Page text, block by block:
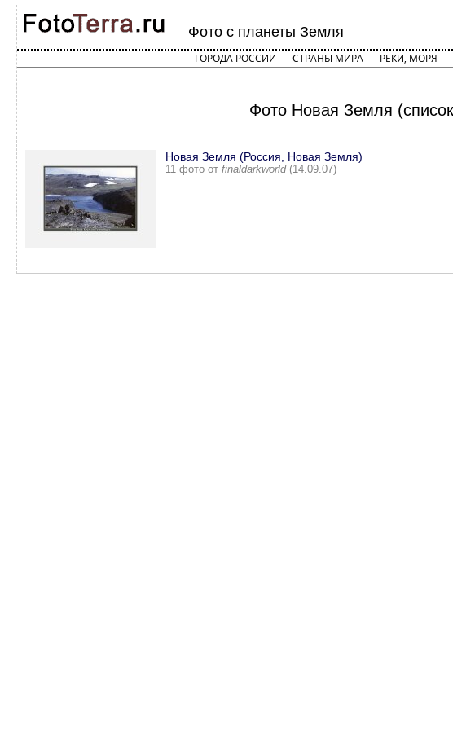
Фото с планеты Земля
ГОРОДА РОССИИ СТРАНЫ МИРА РЕКИ, МОРЯ
Фото Новая Земля
Новая Земля (Россия, Новая Земля)
11 фото от finaldarkworld(14.09.07)